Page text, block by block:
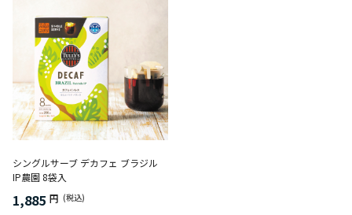
シングルサーブ デカフェ ブラジル
IP農園 8袋入
1,885 円 (税込)